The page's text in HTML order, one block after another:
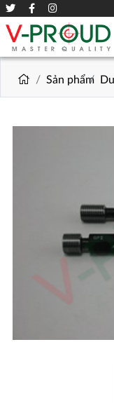
Sản phẩm